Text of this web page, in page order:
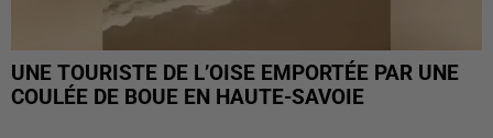
UNE TOURISTE DE L’OISE EMPORTÉE PAR UNE
COULÉE DE BOUE EN HAUTE-SAVOIE